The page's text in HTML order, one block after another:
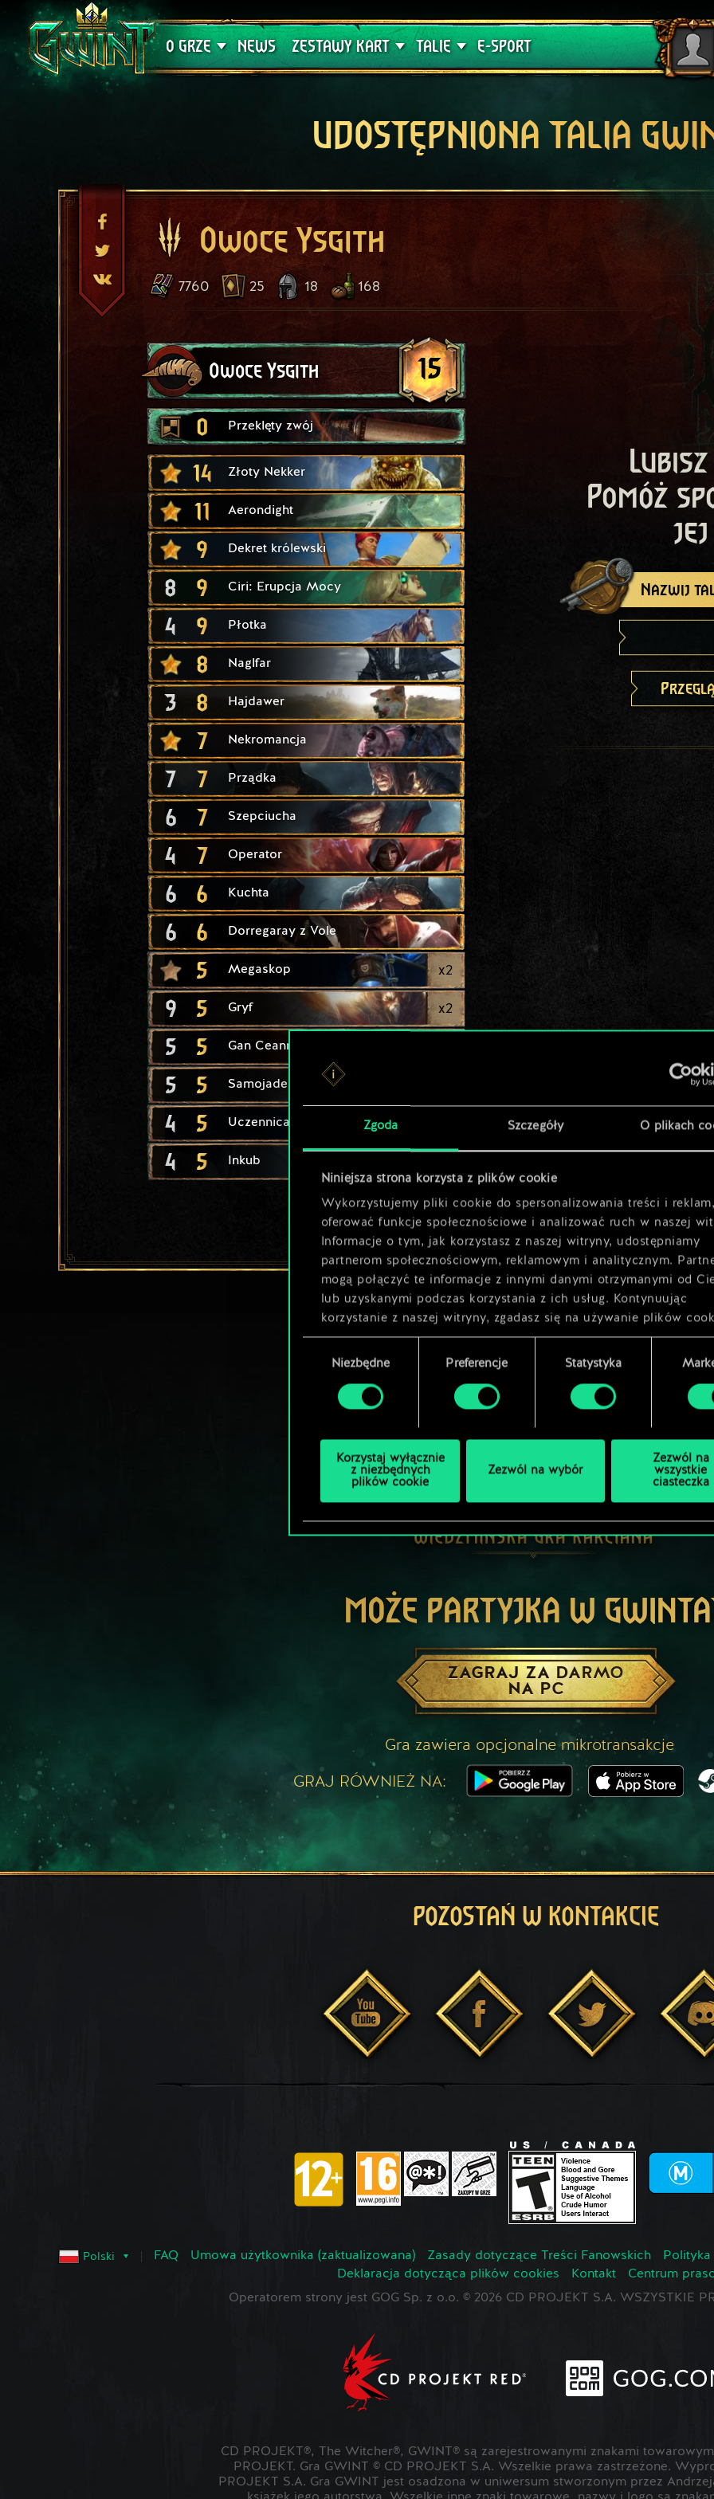
Zgoda Szczegóły O plikach
Niniejsza strona korzysta z plików cookie
Wykorzystujemy pliki cookie do spersonalizowania treści i
oferować funkcje społecznościowe i analizować ruch w naszej
Informacje o tym, jak korzystasz z naszej witryny, udostępniamy
partnerom społecznościowym, reklamowym i analitycznym.
mogą połączyć te informacje z innymi danymi otrzymanymi od
lub uzyskanymi podczas korzystania z ich usług. Kontynuując
korzystanie z naszej witryny, zgadasz się na używanie plików
zgodyNiezbędne Preferencje Statystyka
Korzystaj wyłącznie
z niezbędnych
plików cookie
Zezwól na wybór
Zezwól na
wszystkie
ciasteczka
O GRZE
Wsparcie techniczne
NEWS ZESTAWY KART
Krwawa Klątwa
TALIE
Poradniki
E-SPORT
UDOSTĘPNIONA TALIA
Owoce Ysgith
7760 25 18 168
Owoce Ysgith 15
0 Przeklęty zwój
14 Złoty Nekker
11 Aerondight
9 Dekret królewski
8 9 Ciri: Erupcja Mocy
4 9 Płotka
8 Naglfar
3 8 Hajdawer
7 Nekromancja
7 7 Prządka
6 7 Szepciucha
4 7 Operator
6 6 Kuchta
6 6 Dorregaray z Vole
5 Megaskop x2
9 5 Gryf x2
5 5 Gan Ceann
5 5 Samojadek
4 5 Uczennica wiedźmy
4 5 Inkub
Pomóż
jej
Nazwij
MOŻE PARTYJKA W
ZAGRAJ ZA DARMO
NA PC
Gra zawiera opcjonalne mikrotransakcje
GRAJ RÓWNIEŻ NA:
POZOSTAŃ W KONTAKCIE
Polski FAQ Umowa użytkownika (zaktualizowana) Zasady dotyczące Treści Fanowskich
Deklaracja dotycząca plików cookies
Kontakt
Centrum
Operatorem strony jest GOG Sp. z o.o. © 2026 CD PROJEKT S.A. WSZYSTKIE
CD PROJEKT®, The Witcher®, GWINT® są zarejestrowanymi znakami
PROJEKT. Gra GWINT © CD PROJEKT S.A. Wszelkie prawa zastrzeżone.
PROJEKT S.A. Gra GWINT jest osadzona w uniwersum stworzonym przez